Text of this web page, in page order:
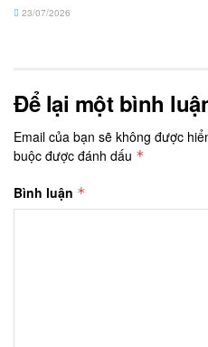
23/07/2026
Để lại một bình
Email của bạn sẽ không được
buộc được đánh dấu *
Bình luận *